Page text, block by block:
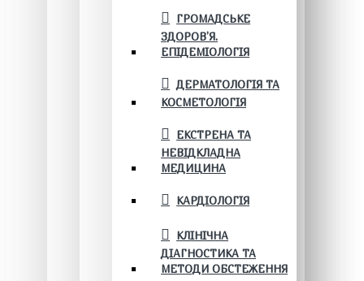
ГРОМАДСЬКЕ
ЗДОРОВ’Я.
ЕПІДЕМІОЛОГІЯ
ДЕРМАТОЛОГІЯ ТА
КОСМЕТОЛОГІЯ
ЕКСТРЕНА ТА
НЕВІДКЛАДНА
МЕДИЦИНА
КАРДІОЛОГІЯ
КЛІНІЧНА
ДІАГНОСТИКА ТА
МЕТОДИ ОБСТЕЖЕННЯ